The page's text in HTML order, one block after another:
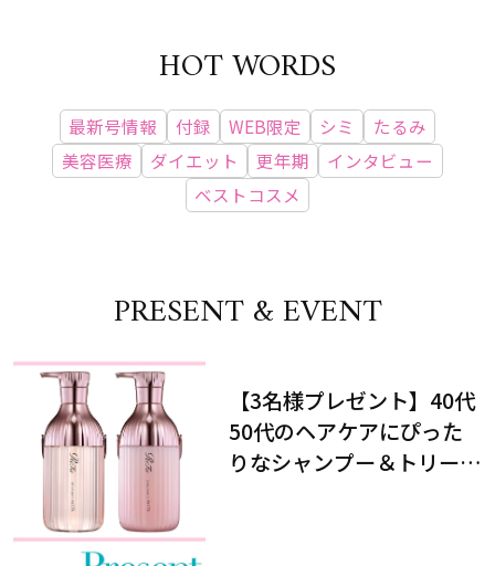
HOT WORDS
最新号情報 付録 WEB限定 シミ
たるみ
美容医療
ダイエット 更年期
インタビュー
ベストコスメ
PRESENT & EVENT
【3名様プレゼント】40代
50代のヘアケアにぴった
りなシャンプー＆トリート